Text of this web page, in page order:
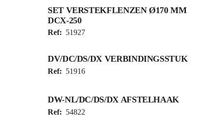
SET VERSTEKFLENZEN Ø170 MM
DCX-250
Ref: 51927
DV/DC/DS/DX VERBINDINGSSTUK
Ref: 51916
DW-NL/DC/DS/DX AFSTELHAAK
Ref: 54822